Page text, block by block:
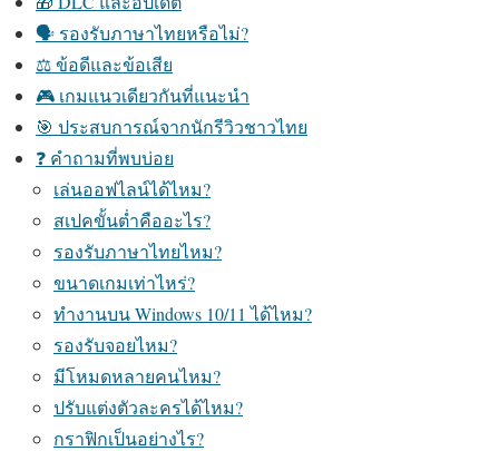
🗣️ รองรับภาษาไทยหรือไม่?
⚖️ ข้อดีและข้อเสีย
🎮 เกมแนวเดียวกันที่แนะนำ
🎯 ประสบการณ์จากนักรีวิวชาวไทย
❓ คำถามที่พบบ่อย
เล่นออฟไลน์ได้ไหม?
สเปคขั้นต่ำคืออะไร?
รองรับภาษาไทยไหม?
ขนาดเกมเท่าไหร่?
ทำงานบน Windows 10/11 ได้ไหม?
รองรับจอยไหม?
มีโหมดหลายคนไหม?
ปรับแต่งตัวละครได้ไหม?
กราฟิกเป็นอย่างไร?